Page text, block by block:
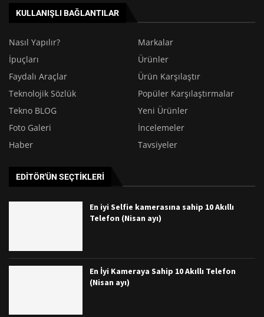
KULLANIŞLI BAĞLANTILAR
Nasıl Yapılır?
Markalar
İpuçları
Ürünler
Faydalı Araçlar
Ürün Karşılaştır
Teknolojik Sözlük
Popüler Karşılaştırmalar
Tekno BLOG
Yeni Ürünler
Foto Galeri
İncelemeler
Haber
Tavsiyeler
EDITÖR'ÜN SEÇTIKLERI
En iyi Selfie kamerasına sahip 10 Akıllı
Telefon (Nisan ayı)
En İyi Kameraya Sahip 10 Akıllı Telefon
(Nisan ayı)